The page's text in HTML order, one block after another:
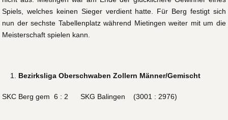
Spiels, welches keinen Sieger verdient hatte. Für Berg festigt sich
nun der sechste Tabellenplatz während Mietingen weiter mit um die
Meisterschaft spielen kann.
Bezirksliga Oberschwaben Zollern Männer/Gemischt
SKC Berg gem 6 : 2 SKG Balingen (3001 : 2976)